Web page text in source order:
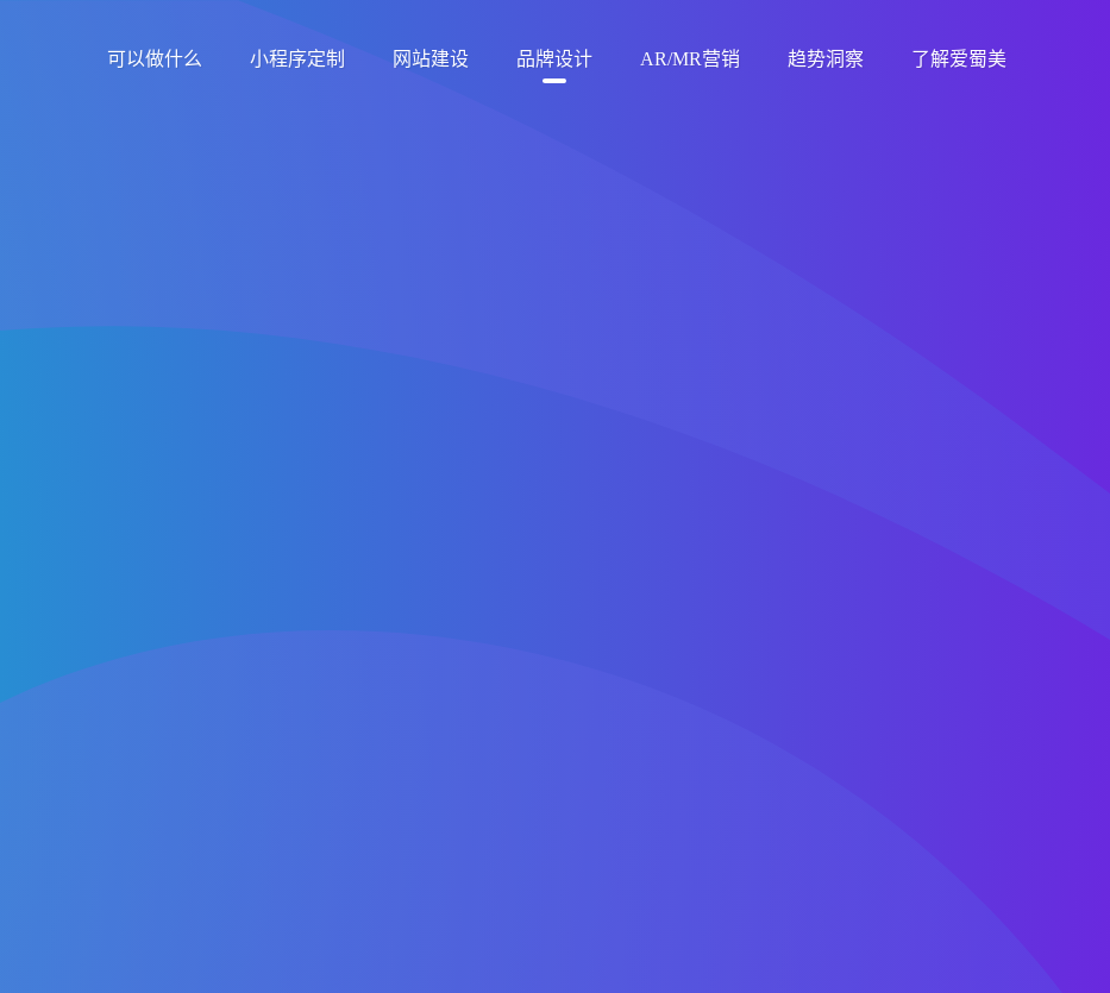
可以做什么 小程序定制 网站建设 品牌设计 AR/MR营销 趋势洞察 了解爱蜀美